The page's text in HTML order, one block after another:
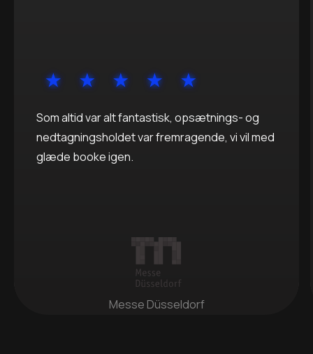
Messe Düsseldorf
Som altid var alt fantastisk, opsætnings- og
nedtagningsholdet var fremragende, vi vil med
glæde booke igen.